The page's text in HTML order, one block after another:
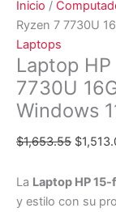
Inicio /
Ryzen 7 7730U
Laptops
Laptop
7730U
Windows
$1,653.55 $
La Laptop HP
y estilo con su